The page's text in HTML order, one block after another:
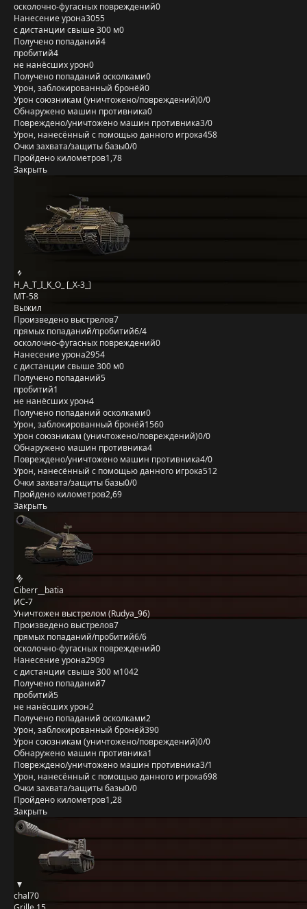
осколочно-фугасных повреждений0
Нанесение урона3055
с дистанции свыше 300 м0
Получено попаданий4
пробитий4
не нанёсших урон0
Получено попаданий осколками0
Урон, заблокированный бронёй0
Урон союзникам (уничтожено/повреждений)0/0
Обнаружено машин противника0
Повреждено/уничтожено машин противника3/0
Урон, нанесённый с помощью данного игрока458
Очки захвата/защиты базы0/0
Пройдено километров1,78
Закрыть
H_A_T_I_K_O_ [_X-3_]
MT-58
Выжил
Произведено выстрелов7
прямых попаданий/пробитий6/4
осколочно-фугасных повреждений0
Нанесение урона2954
с дистанции свыше 300 м0
Получено попаданий5
пробитий1
не нанёсших урон4
Получено попаданий осколками0
Урон, заблокированный бронёй1560
Урон союзникам (уничтожено/повреждений)0/0
Обнаружено машин противника4
Повреждено/уничтожено машин противника4/0
Урон, нанесённый с помощью данного игрока512
Очки захвата/защиты базы0/0
Пройдено километров2,69
Закрыть
Ciberr__batia
ИС-7
Уничтожен выстрелом (Rudya_96)
Произведено выстрелов7
прямых попаданий/пробитий6/6
осколочно-фугасных повреждений0
Нанесение урона2909
с дистанции свыше 300 м1042
Получено попаданий7
пробитий5
не нанёсших урон2
Получено попаданий осколками2
Урон, заблокированный бронёй390
Урон союзникам (уничтожено/повреждений)0/0
Обнаружено машин противника1
Повреждено/уничтожено машин противника3/1
Урон, нанесённый с помощью данного игрока698
Очки захвата/защиты базы0/0
Пройдено километров1,28
Закрыть
chal70